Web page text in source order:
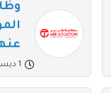
1 ديسمبر 2025